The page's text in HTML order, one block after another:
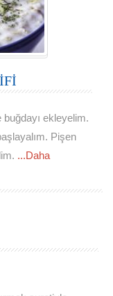
ekleyelim.
Pişen
...Daha